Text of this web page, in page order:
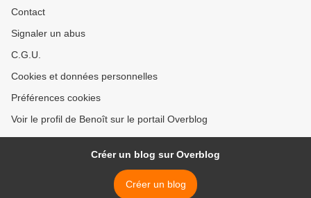
Contact
Signaler un abus
C.G.U.
Cookies et données personnelles
Préférences cookies
Voir le profil de Benoît sur le portail Overblog
Créer un blog sur Overblog
Créer un blog